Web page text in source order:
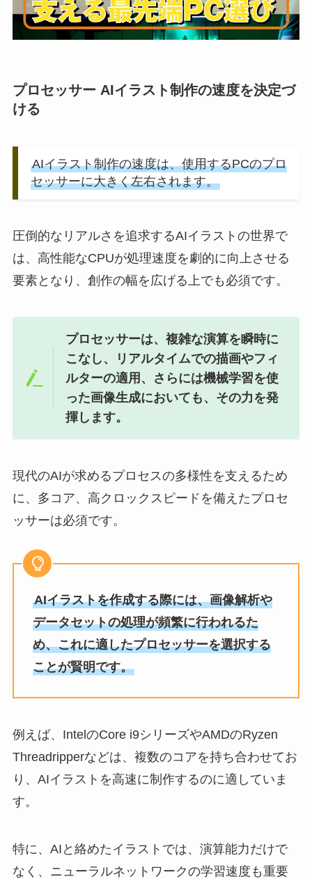
プロセッサー AIイラスト制作の速度を決定づ
ける
AIイラスト制作の速度は、使用するPCのプロ
セッサーに大きく左右されます。
圧倒的なリアルさを追求するAIイラストの世界で
は、高性能なCPUが処理速度を劇的に向上させる
要素となり、創作の幅を広げる上でも必須です。
プロセッサーは、複雑な演算を瞬時に
こなし、リアルタイムでの描画やフィ
ルターの適用、さらには機械学習を使
った画像生成においても、その力を発
揮します。
現代のAIが求めるプロセスの多様性を支えるため
に、多コア、高クロックスピードを備えたプロセ
ッサーは必須です。
AIイラストを作成する際には、画像解析や
データセットの処理が頻繁に行われるた
め、これに適したプロセッサーを選択する
ことが賢明です。
例えば、IntelのCore i9シリーズやAMDのRyzen
Threadripperなどは、複数のコアを持ち合わせてお
り、AIイラストを高速に制作するのに適していま
す。
特に、AIと絡めたイラストでは、演算能力だけで
なく、ニューラルネットワークの学習速度も重要